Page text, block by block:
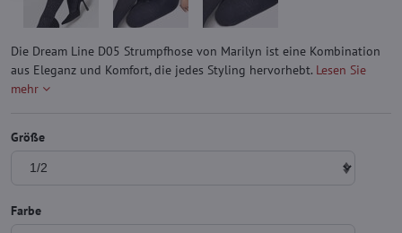
Die Dream Line D05 Strumpfhose von Marilyn ist eine Kombination
aus Eleganz und Komfort, die jedes Styling hervorhebt. Lesen Sie
mehr
Größe
Farbe